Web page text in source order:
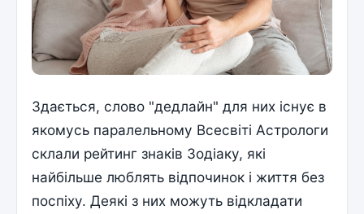
Здається, слово "дедлайн" для них існує в
якомусь паралельному Всесвіті Астрологи
склали рейтинг знаків Зодіаку, які
найбільше люблять відпочинок і життя без
поспіху. Деякі з них можуть відкладати